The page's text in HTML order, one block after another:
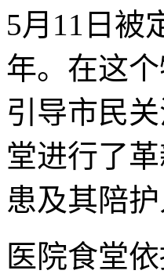
5月11日被
年。在这
引导市民
堂进行了
患及其陪护
医院食堂